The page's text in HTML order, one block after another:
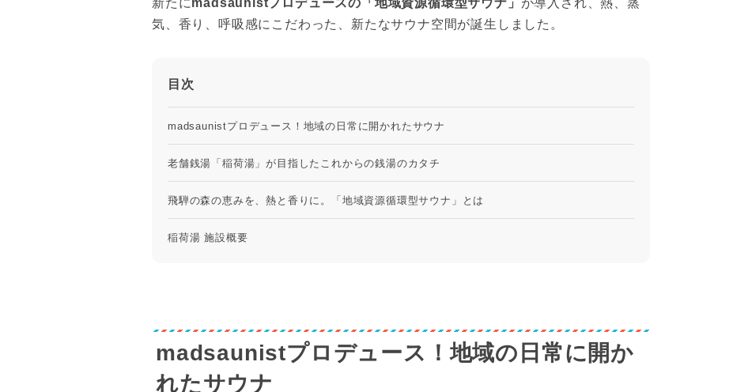
新たに madsaunistプロデュースの「地域資源循環型サウナ」 が導入され、熱、蒸
気、香り、呼吸感にこだわった、新たなサウナ空間が誕生しました。
目次
madsaunistプロデュース！地域の日常に開かれたサウナ
老舗銭湯「稲荷湯」が目指したこれからの銭湯のカタチ
飛騨の森の恵みを、熱と香りに。「地域資源循環型サウナ」とは
稲荷湯 施設概要
madsaunistプロデュース！地域の日常に開か
れたサウナ